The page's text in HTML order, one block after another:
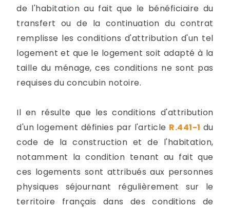
de l'habitation au fait que le bénéficiaire du
transfert ou de la continuation du contrat
remplisse les conditions d'attribution d'un tel
logement et que le logement soit adapté à la
taille du ménage, ces conditions ne sont pas
requises du concubin notoire.
Il en résulte que les conditions d'attribution
d'un logement définies par l'article R.441-1 du
code de la construction et de l'habitation,
notamment la condition tenant au fait que
ces logements sont attribués aux personnes
physiques séjournant régulièrement sur le
territoire français dans des conditions de